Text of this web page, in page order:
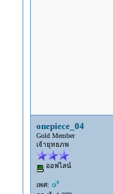
onepiece_04
Gold Member
เจ้ายุทธภพ
ออฟไลน์
เพศ: